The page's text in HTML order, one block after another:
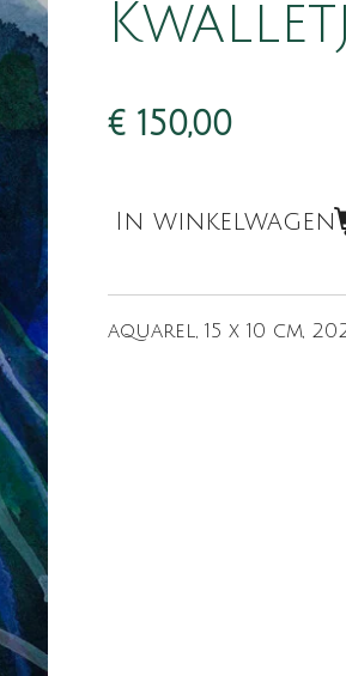
€ 150,00
In winkelwagen
aquarel, 15 x 10 cm,